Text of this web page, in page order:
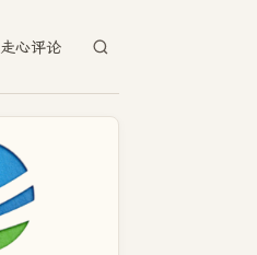
走心评论